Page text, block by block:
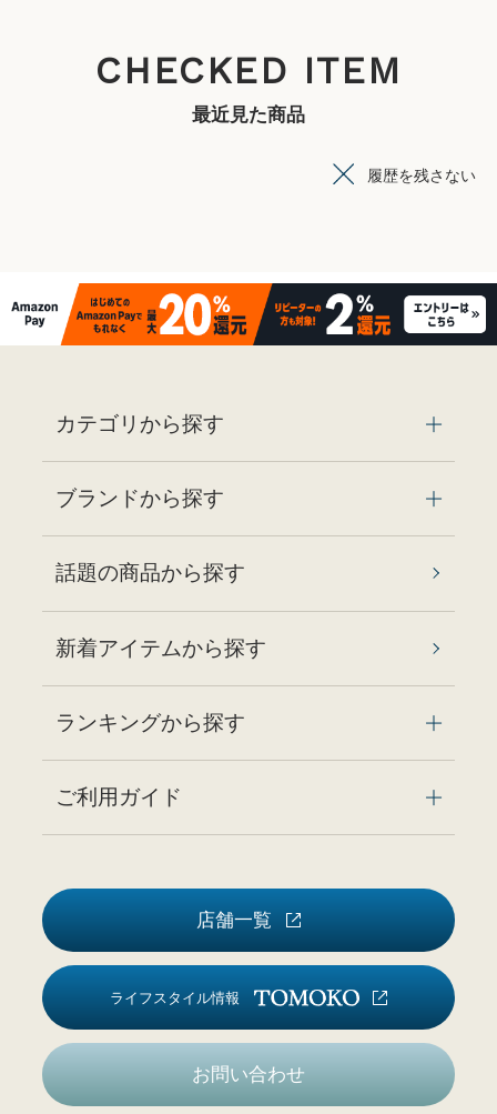
CHECKED ITEM
最近見た商品
履歴を残さない
カテゴリから探す
ブランドから探す
話題の商品から探す
新着アイテムから探す
ランキングから探す
ご利用ガイド
店舗一覧
ライフスタイル情報
お問い合わせ